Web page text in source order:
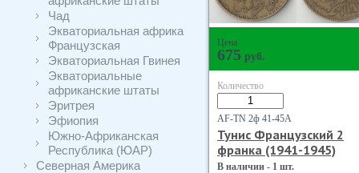
Чад
Экваториальная африка
Французская
Экваториальная Гвинея
Экваториальные
африканские штаты
Эритрея
Эфиопия
Южно-Африканская
Республика (ЮАР)
Северная Америка
Цена
675 руб.
Количество
AF-TN 2ф 41-45А
Тунис Французский 2
франка (1941-1945)
В наличии - 1 шт.